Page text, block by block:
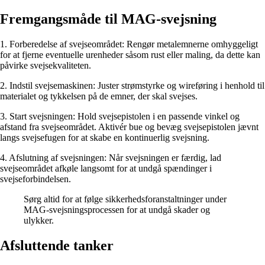
Fremgangsmåde til MAG-svejsning
1. Forberedelse af svejseområdet: Rengør metalemnerne omhyggeligt
for at fjerne eventuelle urenheder såsom rust eller maling, da dette kan
påvirke svejsekvaliteten.
2. Indstil svejsemaskinen: Juster strømstyrke og wireføring i henhold til
materialet og tykkelsen på de emner, der skal svejses.
3. Start svejsningen: Hold svejsepistolen i en passende vinkel og
afstand fra svejseområdet. Aktivér bue og bevæg svejsepistolen jævnt
langs svejsefugen for at skabe en kontinuerlig svejsning.
4. Afslutning af svejsningen: Når svejsningen er færdig, lad
svejseområdet afkøle langsomt for at undgå spændinger i
svejseforbindelsen.
Sørg altid for at følge sikkerhedsforanstaltninger under
MAG-svejsningsprocessen for at undgå skader og
ulykker.
Afsluttende tanker